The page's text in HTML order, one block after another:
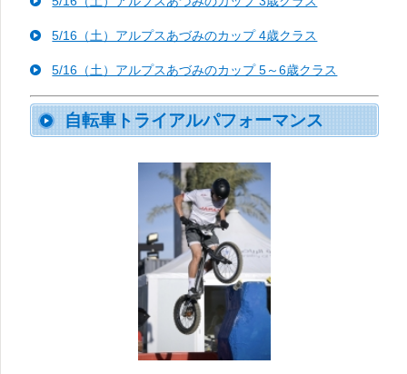
5/16（土）アルプスあづみのカップ 4歳クラス
5/16（土）アルプスあづみのカップ 5～6歳クラス
自転車トライアルパフォーマンス